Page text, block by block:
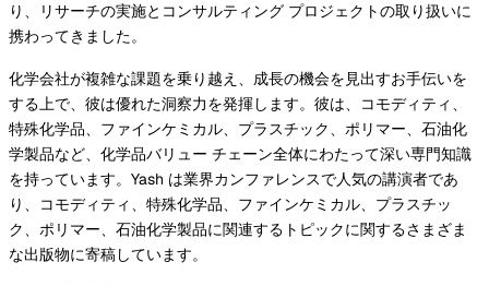
り、リサーチの実施とコンサルティング プロジェクトの取り扱いに
携わってきました。
化学会社が複雑な課題を乗り越え、成長の機会を見出すお手伝いを
する上で、彼は優れた洞察力を発揮します。彼は、コモディティ、
特殊化学品、ファインケミカル、プラスチック、ポリマー、石油化
学製品など、化学品バリュー チェーン全体にわたって深い専門知識
を持っています。Yash は業界カンファレンスで人気の講演者であ
り、コモディティ、特殊化学品、ファインケミカル、プラスチッ
ク、ポリマー、石油化学製品に関連するトピックに関するさまざま
な出版物に寄稿しています。